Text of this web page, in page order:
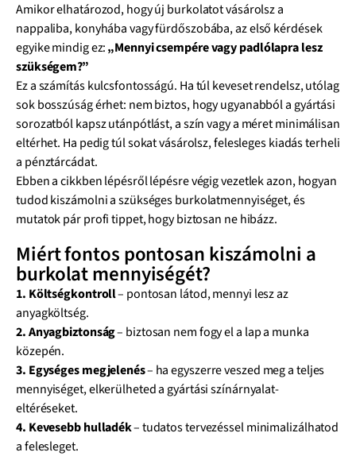
Amikor elhatározod, hogy új burkolatot vásárolsz a
nappaliba, konyhába vagy fürdőszobába, az első kérdések
egyike mindig ez:„Mennyi csempére vagy padlólapra lesz
szükségem?”
Ez a számítás kulcsfontosságú. Ha túl keveset rendelsz, utólag
sok bosszúság érhet: nem biztos, hogy ugyanabból a gyártási
sorozatból kapsz utánpótlást, a szín vagy a méret minimálisan
eltérhet. Ha pedig túl sokat vásárolsz, felesleges kiadás terheli
a pénztárcádat.
Ebben a cikkben lépésről lépésre végig vezetlek azon, hogyan
tudod kiszámolni a szükséges burkolatmennyiséget, és
mutatok pár profi tippet, hogy biztosan ne hibázz.
Miért fontos pontosan kiszámolni a
burkolat mennyiségét?
1. Költségkontroll– pontosan látod, mennyi lesz az
anyagköltség.
2. Anyagbiztonság– biztosan nem fogy el a lap a munka
közepén.
3. Egységes megjelenés– ha egyszerre veszed meg a teljes
mennyiséget, elkerülheted a gyártási színárnyalat-
eltéréseket.
4. Kevesebb hulladék– tudatos tervezéssel minimalizálhatod
a felesleget.